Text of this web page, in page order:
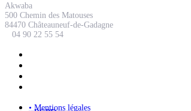
Akwaba
500 Chemin des Matouses
84470 Châteauneuf-de-Gadagne
04 90 22 55 54
• Mentions légales